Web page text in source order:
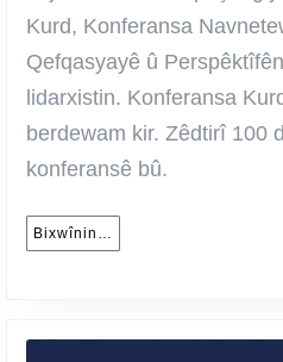
Kurd, Konferansa
Qefqasyayê û
lidarxistin. Konferansa
berdewam kir. Zêdtirî 100
konferansê bû.
Bixwînin…